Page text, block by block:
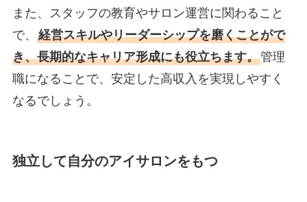
また、スタッフの教育やサロン運営に関わること
で、 経営スキルやリーダーシップを磨くことがで
き、長期的なキャリア形成にも役立ちます。管理
職になることで、安定した高収入を実現しやすく
なるでしょう。
独立して自分のアイサロンをもつ